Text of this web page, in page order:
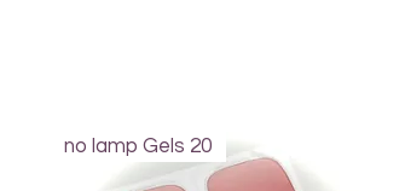
no lamp Gels 20